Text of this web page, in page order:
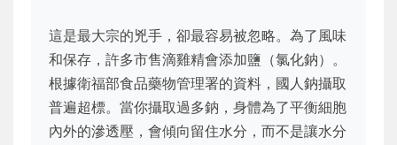
這是最大宗的兇手，卻最容易被忽略。為了風味
和保存，許多市售滴雞精會添加鹽（氯化鈉）。
根據衛福部食品藥物管理署的資料，國人鈉攝取
普遍超標。當你攝取過多鈉，身體為了平衡細胞
內外的滲透壓，會傾向留住水分，而不是讓水分